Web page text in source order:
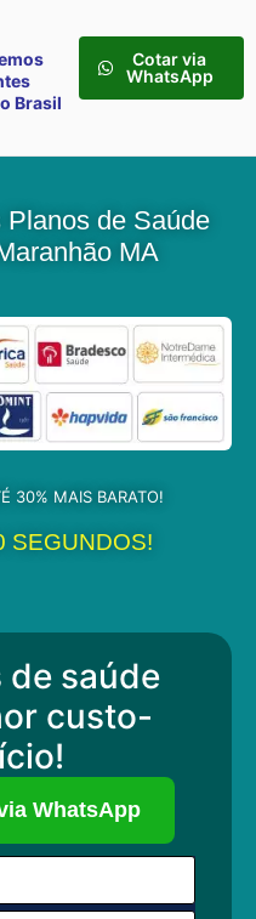
Brasil
Cotar via
WhatsApp
Planos de Saúde
MA
30% MAIS BARATO!
SEGUNDOS!
de saúde
custo-
WhatsApp